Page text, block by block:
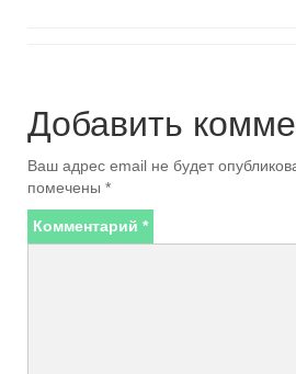
Добавить
Ваш адрес email не будет
помечены *
Комментарий *